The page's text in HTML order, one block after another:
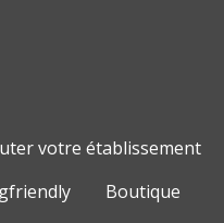
votre établissement
Boutique